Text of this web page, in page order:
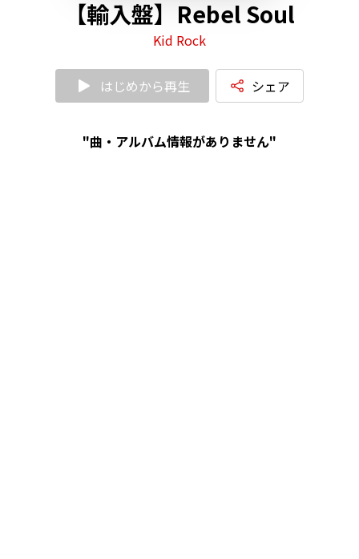
【輸入盤】Rebel Soul
Kid Rock
はじめから再生 シェア
"曲・アルバム情報がありません"